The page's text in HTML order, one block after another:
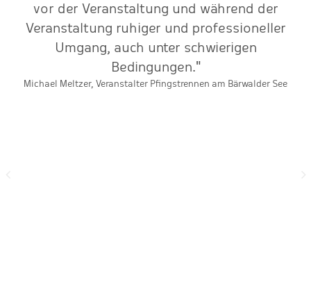
vor der Veranstaltung und während der
Veranstaltung ruhiger und professioneller
Umgang, auch unter schwierigen
Bedingungen."
Michael Meltzer, Veranstalter Pfingstrennen am Bärwalder See